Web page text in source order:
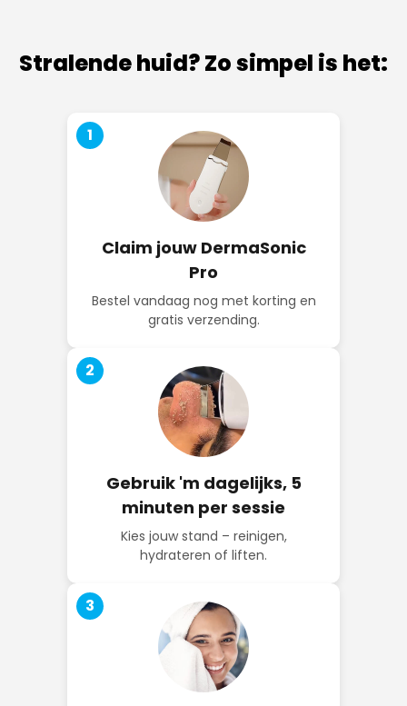
Stralende huid? Zo simpel is het:
1
Claim jouw DermaSonic
Pro
Bestel vandaag nog met korting en
gratis verzending.
2
Gebruik 'm dagelijks, 5
minuten per sessie
Kies jouw stand – reinigen,
hydrateren of liften.
3